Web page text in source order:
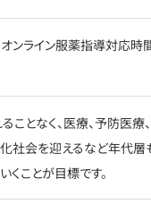
オンライン服薬指導対応
となく、医療、予防医
社会を迎えるなど年代層
くことが目標です。